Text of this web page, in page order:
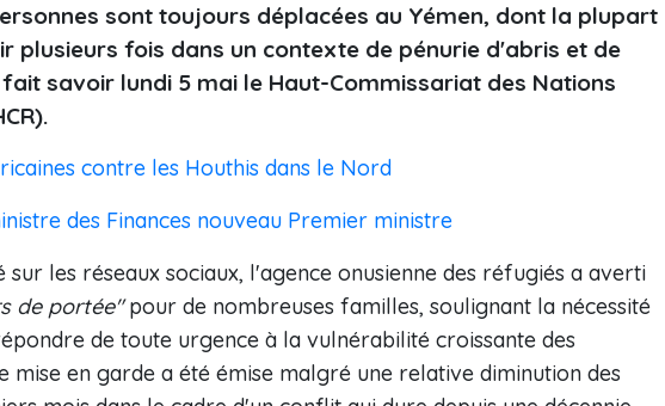
sont toujours déplacées au Yémen, dont la plupart
plusieurs fois dans un contexte de pénurie d'abris et de
savoir lundi 5 mai le Haut-Commissariat des Nations
contre les Houthis dans le Nord
des Finances nouveau Premier ministre
sur les réseaux sociaux, l'agence onusienne des réfugiés a averti
de portée"pour de nombreuses familles, soulignant la nécessité
de toute urgence à la vulnérabilité croissante des
mise en garde a été émise malgré une relative diminution des